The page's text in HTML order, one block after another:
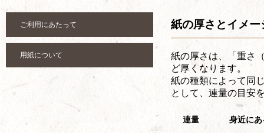
ご利用にあたって
用紙について
紙の厚さとイメー
紙の厚さは、「重さ
ど厚くなります。
紙の種類によって同
として、連量の目安
連量 身近に